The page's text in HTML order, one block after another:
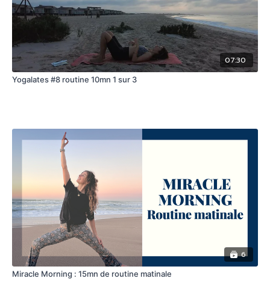
07:30
Yogalates #8 routine 10mn 1 sur 3
6
Miracle Morning : 15mn de routine matinale